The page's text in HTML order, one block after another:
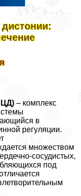
– комплекс
в
регуляции.
множеством
сосудистых,
под